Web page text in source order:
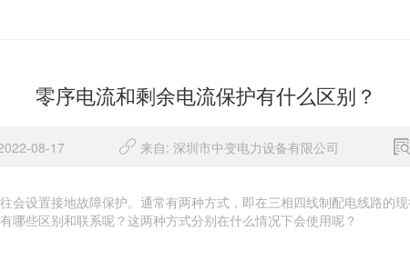
零序电流和剩余电流保护有什么区别？
08-17 来自: 深圳市中变电力设备有限公司
会设置接地故障保护。通常有两种方式，即在三相四线制配电线路的
哪些区别和联系呢？这两种方式分别在什么情况下会使用呢？